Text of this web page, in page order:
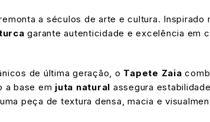
a séculos de arte e cultura. Inspirado
garante autenticidade e excelência em
de última geração, o Tapete Zaia
a base em juta natural assegura
peça de textura densa, macia e